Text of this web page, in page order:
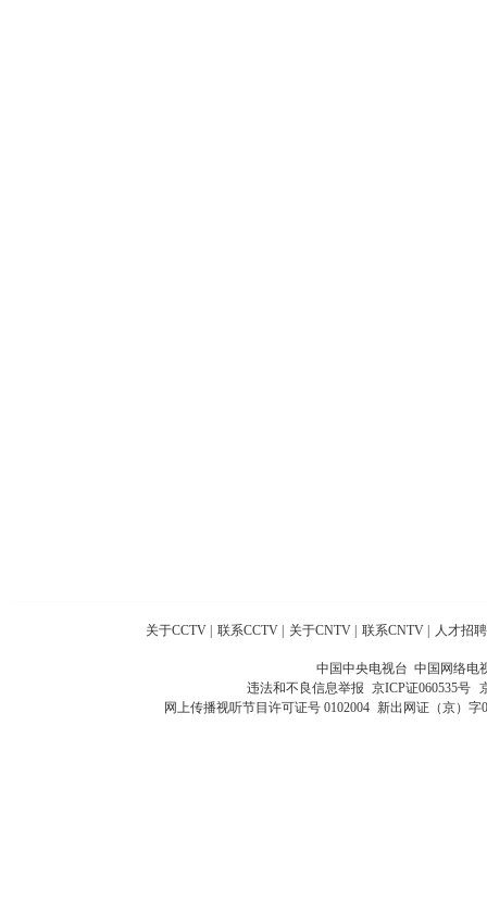
关于CCTV 联系CCTV 关于CNTV 联系CNTV 人才招聘
中国中央电视台 中国网络电
违法和不良信息举报 京ICP证060535号
网上传播视听节目许可证号 0102004 新出网证（京）